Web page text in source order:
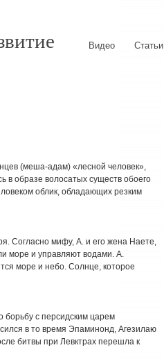
Видео Статьи
(меша-адам) «лесной человек»,
в образе волосатых существ обоего
облик, обладающих резким
Согласно мифу, А. и его жена Наете,
море и управляют водами. А.
море и небо. Солнце, которое
борьбу с персидским царем
в то время Эпаминонд, Агезилаю
битвы при Левктрах перешла к